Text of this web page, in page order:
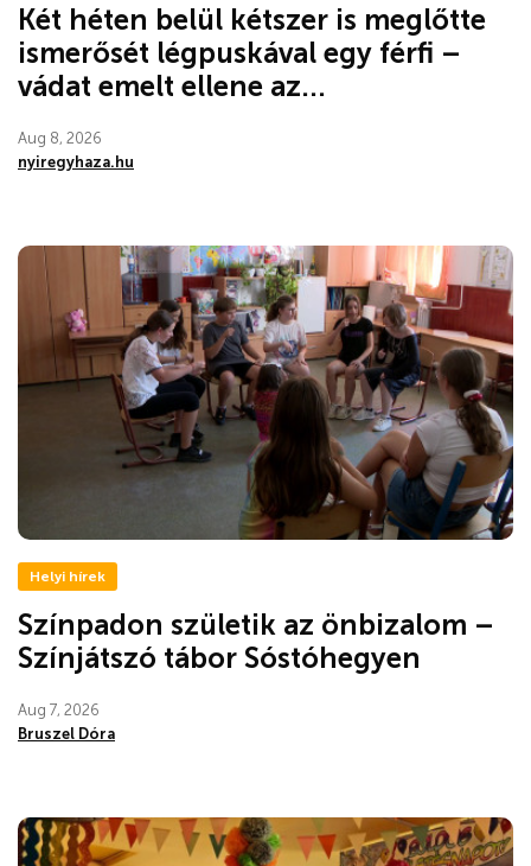
Két héten belül kétszer is meglőtte
ismerősét légpuskával egy férfi –
vádat emelt ellene az...
Aug 8, 2026
nyiregyhaza.hu
Helyi hírek
Színpadon születik az önbizalom –
Színjátszó tábor Sóstóhegyen
Aug 7, 2026
Bruszel Dóra